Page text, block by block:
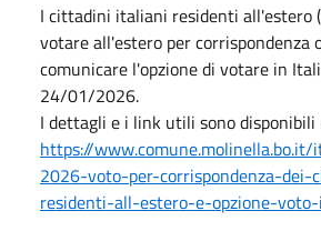
I cittadini italiani residenti all'estero
votare all'estero per corrispondenza
comunicare l'opzione di votare in
24/01/2026.
I dettagli e i link utili sono disponibili
https://
2026-voto-per-corrispondenza-
residenti-all-estero-e-opzione-